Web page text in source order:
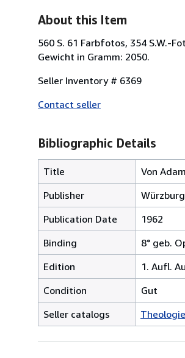
About this Item
560 S. 61 Farbfotos, 354 S.W.-
Gewicht in Gramm: 2050.
Seller Inventory # 6369
Contact seller
Bibliographic Details
Title
Von
Publisher
Publication Date
1962
Binding
8° geb.
Edition
1. Aufl.
Condition
Gut
Seller catalogs
Theologie